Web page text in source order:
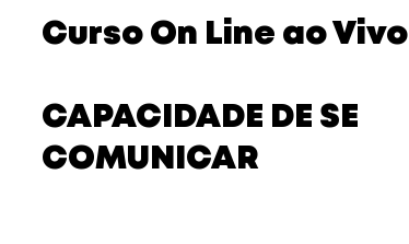
Curso On Line ao Vivo
CAPACIDADE DE SE
COMUNICAR